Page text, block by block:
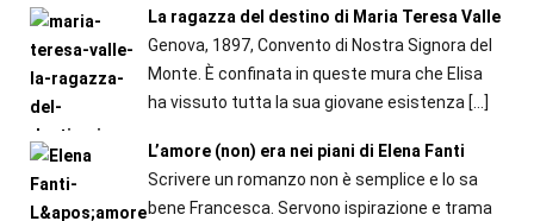
La ragazza del destino di Maria Teresa Valle
Genova, 1897, Convento di Nostra Signora del
Monte. È confinata in queste mura che Elisa
ha vissuto tutta la sua giovane esistenza[…]
L’amore (non) era nei piani di Elena Fanti
Scrivere un romanzo non è semplice e lo sa
bene Francesca. Servono ispirazione e trama